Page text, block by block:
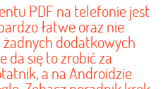
PDF na telefonie jest
łatwe oraz nie
dodatkowych
da się to zrobić za
a na Androidzie